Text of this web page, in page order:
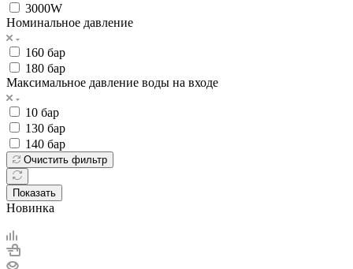
3000W
Номинальное давление
160 бар
180 бар
Максимальное давление воды на входе
10 бар
130 бар
140 бар
Очистить фильтр
Показать
Новинка